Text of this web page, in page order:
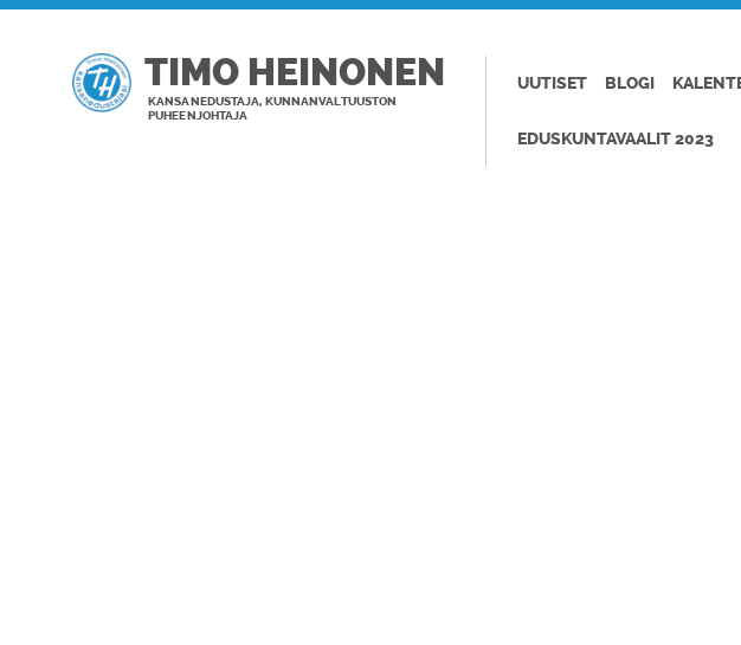
TIMO HEINONEN
KANSANEDUSTAJA, KUNNANVALTUUSTON
PUHEENJOHTAJA
UUTISET BLOGI
EDUSKUNTAVAALIT 2023